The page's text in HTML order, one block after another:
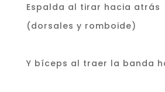
Espalda al tirar hacia atrás
(dorsales y romboide)
Y bíceps al traer la banda